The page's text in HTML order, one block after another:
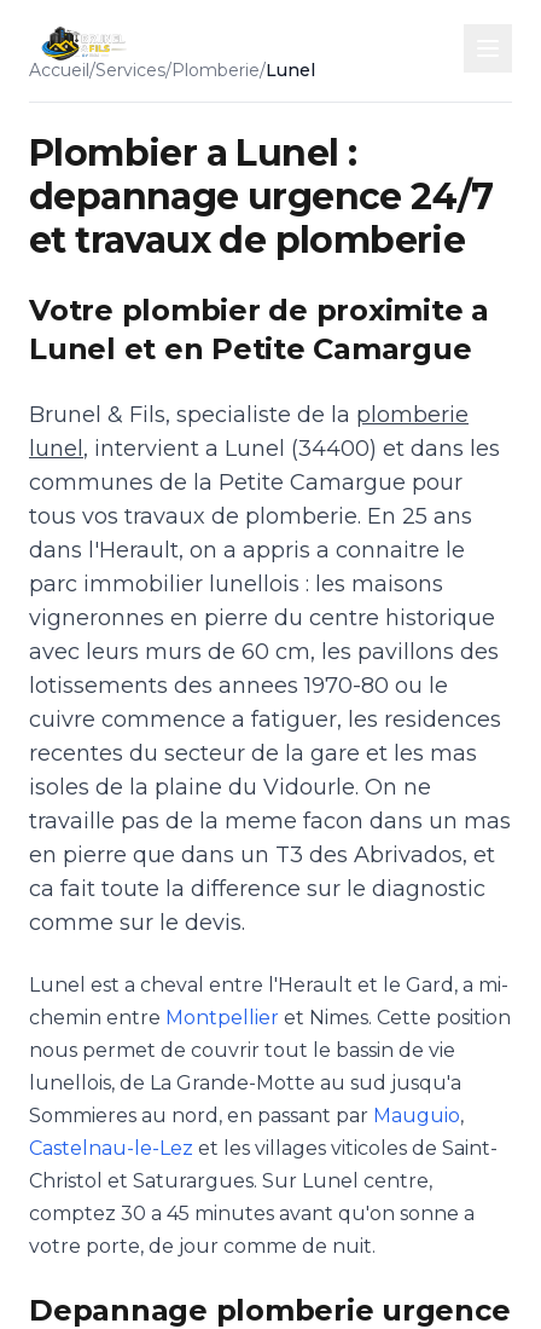
Accueil/Services/Plomberie/Lunel
Plombier a Lunel :
depannage urgence 24/7
et travaux de plomberie
Votre plombier de proximite a
Lunel et en Petite Camargue
Brunel & Fils, specialiste de la plomberie
lunel , intervient a Lunel (34400) et dans les
communes de la Petite Camargue pour
tous vos travaux de plomberie. En 25 ans
dans l'Herault, on a appris a connaitre le
parc immobilier lunellois : les maisons
vigneronnes en pierre du centre historique
avec leurs murs de 60 cm, les pavillons des
lotissements des annees 1970-80 ou le
cuivre commence a fatiguer, les residences
recentes du secteur de la gare et les mas
isoles de la plaine du Vidourle. On ne
travaille pas de la meme facon dans un mas
en pierre que dans un T3 des Abrivados, et
ca fait toute la difference sur le diagnostic
comme sur le devis.
Lunel est a cheval entre l'Herault et le Gard, a mi-
chemin entre Montpellier et Nimes. Cette position
nous permet de couvrir tout le bassin de vie
lunellois, de La Grande-Motte au sud jusqu'a
Sommieres au nord, en passant par Mauguio,
Castelnau-le-Lez et les villages viticoles de Saint-
Christol et Saturargues. Sur Lunel centre,
comptez 30 a 45 minutes avant qu'on sonne a
votre porte, de jour comme de nuit.
Depannage plomberie urgence